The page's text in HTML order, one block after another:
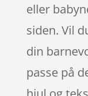
eller
siden. Vil
din
passe på